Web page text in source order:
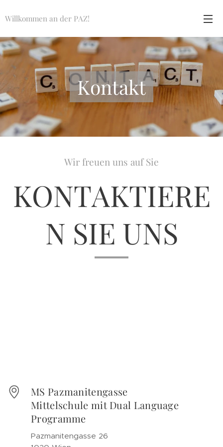
Willkommen an der PAZ!
Kontakt
Wir freuen uns auf Sie
KONTAKTIERE
N SIE UNS
MS Pazmanitengasse
Mittelschule mit Dual Language
Programme
Pazmanitengasse 26